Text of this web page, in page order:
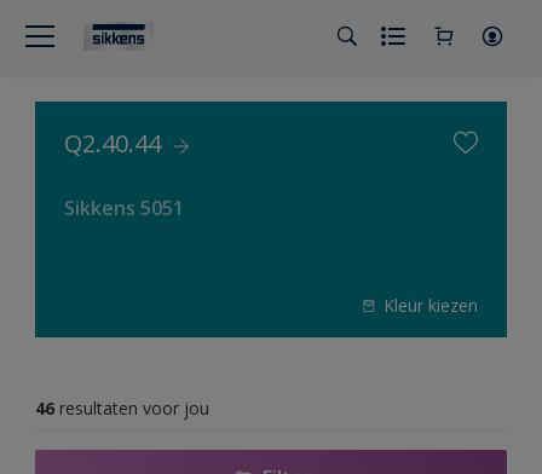
Q2.40.44
Sikkens 5051
Kleur kiezen
46 resultaten voor jou